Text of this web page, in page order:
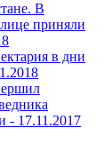
В
приняли
в дни
- 17.11.2017